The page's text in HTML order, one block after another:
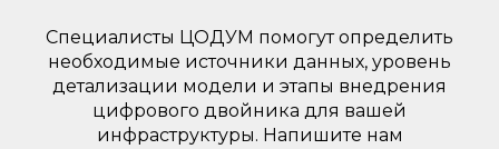
Специалисты ЦОДУМ помогут определить
необходимые источники данных, уровень
детализации модели и этапы внедрения
цифрового двойника для вашей
инфраструктуры. Напишите нам